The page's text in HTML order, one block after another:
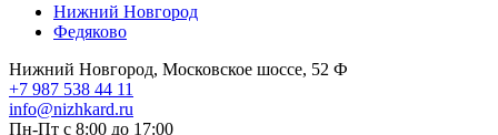
Нижний Новгород
Федяково
Нижний Новгород, Московское шоссе, 52 Ф
+7 987 538 44 11
info@nizhkard.ru
Пн-Пт с 8:00 до 17:00